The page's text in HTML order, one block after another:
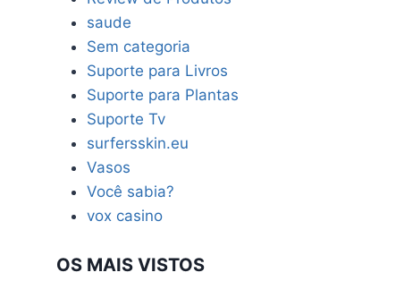
saude
Sem categoria
Suporte para Livros
Suporte para Plantas
Suporte Tv
surfersskin.eu
Vasos
Você sabia?
vox casino
OS MAIS VISTOS